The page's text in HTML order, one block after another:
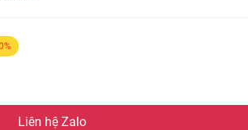
Liên hệ Zalo